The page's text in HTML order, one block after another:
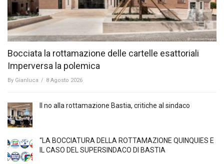
Bocciata la rottamazione delle cartelle esattoriali
Imperversa la polemica
By Gianluca / 8 Agosto 2026
Il no alla rottamazione Bastia, critiche al sindaco
“LA BOCCIATURA DELLA ROTTAMAZIONE QUINQUIES E
IL CASO DEL SUPERSINDACO DI BASTIA